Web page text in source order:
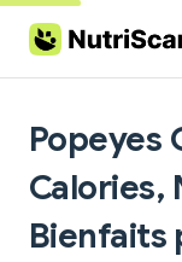
Skip to content
Popeyes
Calories,
Bienfaits